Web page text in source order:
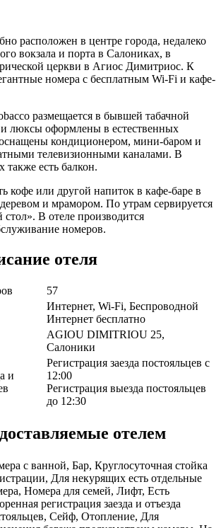
расположен в центре города, недалеко
вокзала и порта в Салониках, в
церкви в Агиос Димитриос. К
номера с бесплатным Wi-Fi и кафе-
размещается в бывшей табачной
люксы оформлены в естественных
кондиционером, мини-баром и
телевизионными каналами. В
также есть балкон.
кофе или другой напиток в кафе-баре в
и мрамором. По утрам сервируется
стол». В отеле производится
номеров.
отеля
57
Интернет, Wi-Fi, Беспроводной
Интернет бесплатно
AGIOU DIMITRIOU 25,
Салоники
и
Регистрация заезда постояльцев с
12:00
Регистрация выезда постояльцев
до 12:30
отелем
с ванной, Бар, Круглосуточная стойка
Для некурящих есть отдельные
Номера для семей, Лифт, Есть
регистрация заезда и отъезда
Сейф, Отопление, Для